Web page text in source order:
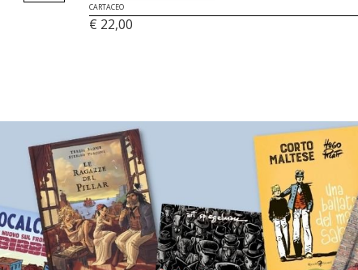
CARTACEO
€ 22,00